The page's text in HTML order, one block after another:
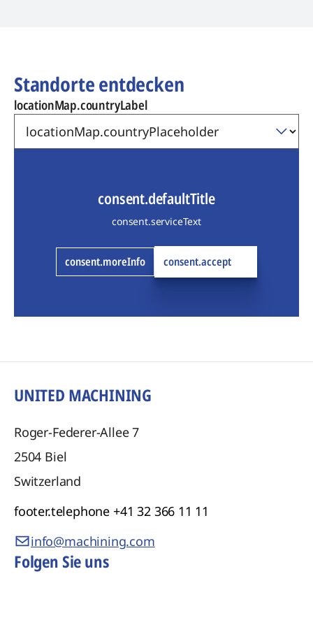
Standorte entdecken
locationMap.countryLabel
consent.defaultTitle
consent.serviceText
consent.moreInfo consent.accept
UNITED MACHINING
Roger-Federer-Allee 7
2504 Biel
Switzerland
footer.telephone +41 32 366 11 11
info@machining.com
Folgen Sie uns